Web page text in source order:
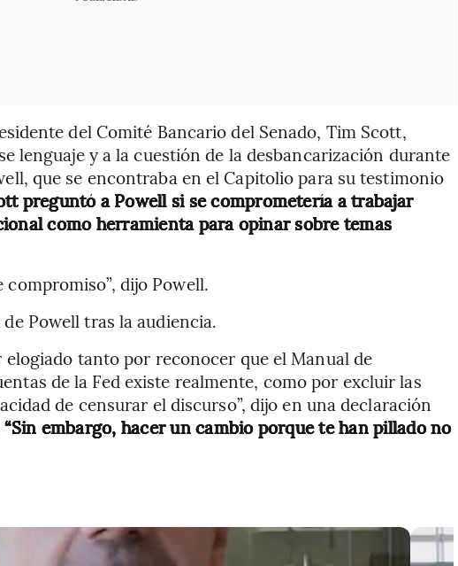
del Comité Bancario del Senado, Tim Scott,
lenguaje y a la cuestión de la desbancarización durante
que se encontraba en el Capitolio para su testimonio
preguntó a Powell si se comprometería a trabajar
como herramienta para opinar sobre temas
dijo Powell.
Powell tras la audiencia.
elogiado tanto por reconocer que el Manual de
de la Fed existe realmente, como por excluir las
de censurar el discurso”, dijo en una declaración
“Sin embargo, hacer un cambio porque te han pillado no